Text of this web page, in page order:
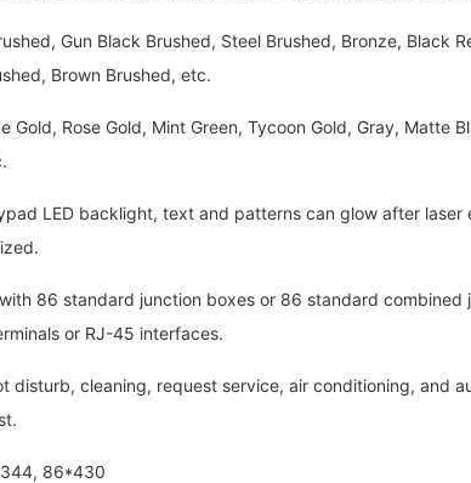
Gun Black Brushed, Steel Brushed, Bronze, Black
Brown Brushed, etc.
Rose Gold, Mint Green, Tycoon Gold, Gray, Matte
LED backlight, text and patterns can glow after laser
86 standard junction boxes or 86 standard combined
or RJ-45 interfaces.
cleaning, request service, air conditioning, and
86*430